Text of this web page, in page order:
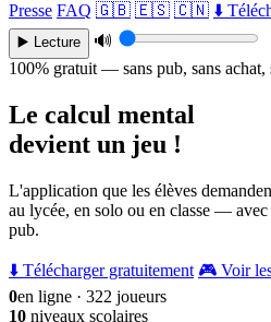
Presse FAQ 🇬🇧 🇪🇸 🇨🇳 ⬇️
▶️ Lecture
🔊
100% gratuit — sans pub, sans achat,
Le calcul mental
devient un jeu !
L'application que les élèves
au lycée, en solo ou en classe — avec
pub.
⬇️ Télécharger gratuitement 🎮 Voir
0en ligne · 322 joueurs
10 niveaux scolaires